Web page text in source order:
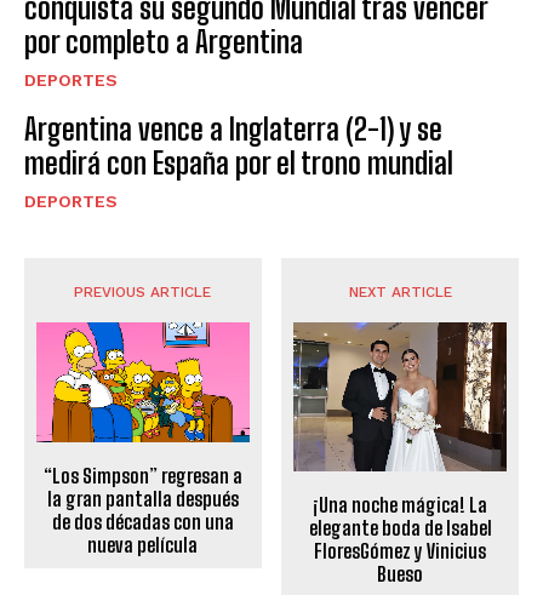
conquista su segundo Mundial tras vencer
por completo a Argentina
DEPORTES
Argentina vence a Inglaterra (2-1) y se
medirá con España por el trono mundial
DEPORTES
PREVIOUS ARTICLE
“Los Simpson” regresan a
la gran pantalla después
de dos décadas con una
nueva película
NEXT ARTICLE
¡Una noche mágica! La
elegante boda de Isabel
FloresGómez y Vinicius
Bueso